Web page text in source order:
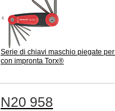
Serie di chiavi maschio piegate
con impronta Torx®
N20 958